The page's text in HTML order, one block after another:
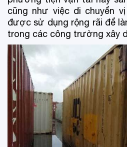
cũng như việc di chuyển
được sử dụng rộng rãi để
trong các công trường xây